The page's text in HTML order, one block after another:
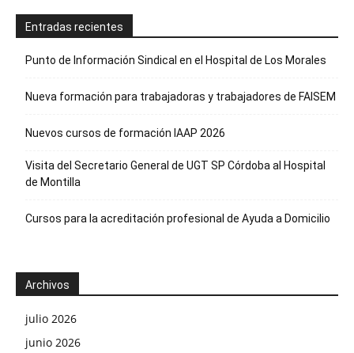
Entradas recientes
Punto de Información Sindical en el Hospital de Los Morales
Nueva formación para trabajadoras y trabajadores de FAISEM
Nuevos cursos de formación IAAP 2026
Visita del Secretario General de UGT SP Córdoba al Hospital
de Montilla
Cursos para la acreditación profesional de Ayuda a Domicilio
Archivos
julio 2026
junio 2026